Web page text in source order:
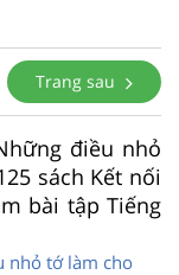
Trang sau
điều nhỏ
sách Kết nối
bài tập Tiếng
nhỏ tớ làm cho